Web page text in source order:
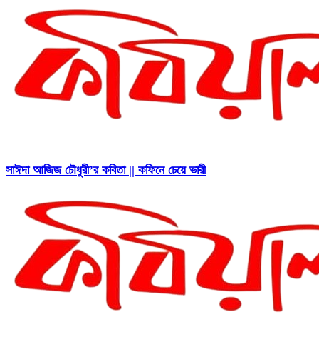
সাঈদা আজিজ চৌধুরী’র কবিতা || কফিনে চেয়ে ভারী